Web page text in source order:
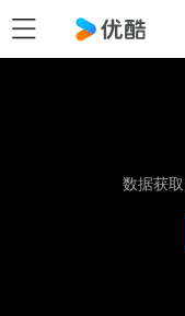
数据获